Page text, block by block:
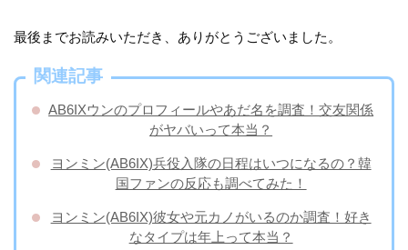
最後までお読みいただき、ありがとうございました。
関連記事
AB6IXウンのプロフィールやあだ名を調査！交友関係
がヤバいって本当？
ヨンミン(AB6IX)兵役入隊の日程はいつになるの？韓
国ファンの反応も調べてみた！
ヨンミン(AB6IX)彼女や元カノがいるのか調査！好き
なタイプは年上って本当？